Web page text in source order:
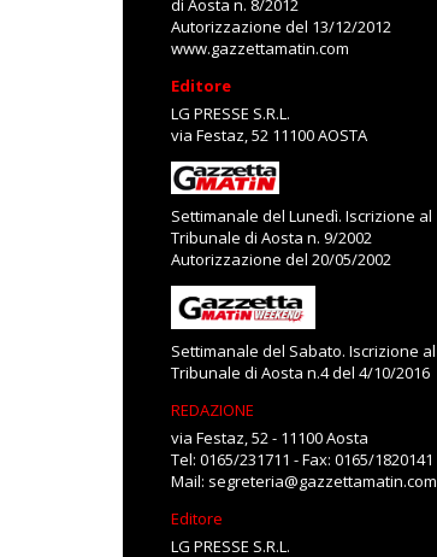
di Aosta n. 8/2012
Autorizzazione del 13/12/2012
www.gazzettamatin.com
Editore
LG PRESSE S.R.L.
via Festaz, 52 11100 AOSTA
Settimanale del Lunedì. Iscrizione al
Tribunale di Aosta n. 9/2002
Autorizzazione del 20/05/2002
Settimanale del Sabato. Iscrizione al
Tribunale di Aosta n.4 del 4/10/2016
REDAZIONE
via Festaz, 52 - 11100 Aosta
Tel: 0165/231711 - Fax: 0165/1820141
Mail: segreteria@gazzettamatin.com
Editore
LG PRESSE S.R.L.